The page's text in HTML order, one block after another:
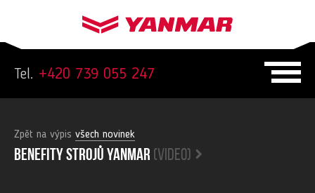
Tel. +420 739 055 247
Zpět na výpis všech novinek
Benefity strojů yanmar (video)